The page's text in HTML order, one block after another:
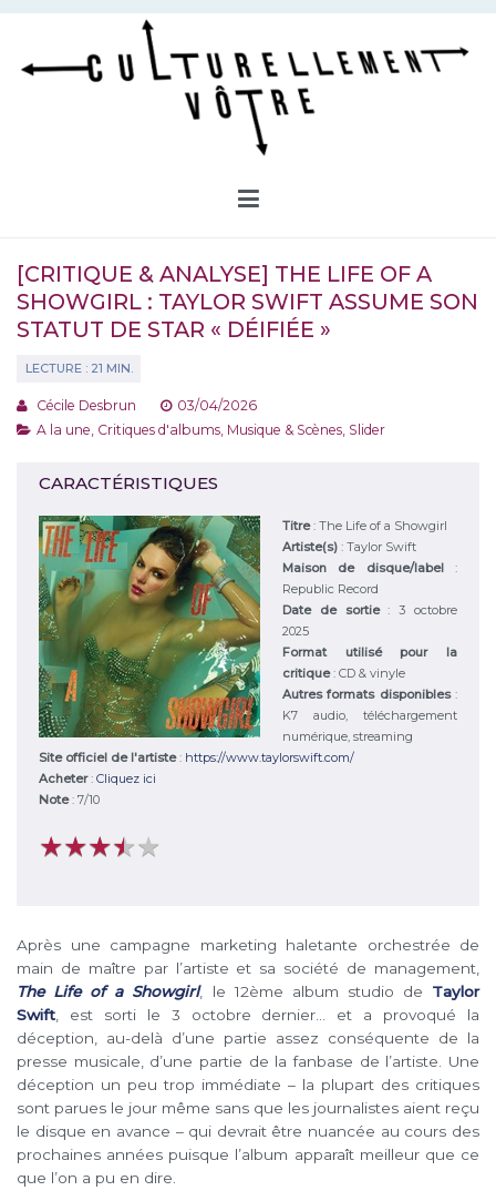
Aller
contenu
[CRITIQUE & ANALYSE] THE LIFE OF A
SHOWGIRL : TAYLOR SWIFT ASSUME SON
STATUT DE STAR « DÉIFIÉE »
Cécile Desbrun
03/04/2026
A la une Critiques d'albums Musique & Scènes Slider
CARACTÉRISTIQUES
Titre: The Life of a Showgirl
Artiste(s) : Taylor Swift
Maison de disque/label :
Republic Record
Date de sortie: 3 octobre
2025
Format utilisé pour la
critique: CD & vinyle
Autres formats disponibles :
K7 audio, téléchargement
numérique, streaming
Site officiel de l'artiste: https://www.taylorswift.com/
Acheter: Cliquez ici
Note: 7/10
★★★★★
★★★★★
Après une campagne marketing haletante orchestrée de
main de maître par l’artiste et sa société de management,
The Life of a Showgirl, le 12ème album studio de Taylor
Swift , est sorti le 3 octobre dernier… et a provoqué la
déception, au-delà d’une partie assez conséquente de la
presse musicale, d’une partie de la fanbase de l’artiste. Une
déception un peu trop immédiate – la plupart des critiques
sont parues le jour même sans que les journalistes aient reçu
le disque en avance – qui devrait être nuancée au cours des
prochaines années puisque l’album apparaît meilleur que ce
que l’on a pu en dire.